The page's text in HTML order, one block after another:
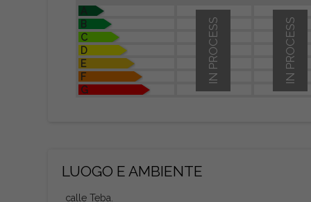
A
B
C
D
E
F
G
IN PROCESS
IN PROCESS
LUOGO E AMBIENTE
calle Teba.